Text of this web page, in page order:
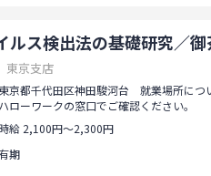
ルス検出法の基礎研究／
京支店
東京都千代田区神田駿河台 就業場所につ
ハローワークの窓口でご確認ください。
給 2,100円〜2,300円
有期